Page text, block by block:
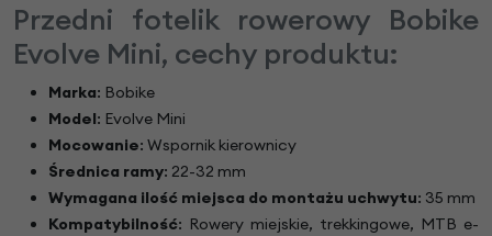
Przedni fotelik rowerowy Bobike
Evolve Mini, cechy produktu:
Marka: Bobike
Model: Evolve Mini
Mocowanie: Wspornik kierownicy
Średnica ramy: 22-32 mm
Wymagana ilość miejsca do montażu uchwytu: 35 mm
Kompatybilność: Rowery miejskie, trekkingowe, MTB e-